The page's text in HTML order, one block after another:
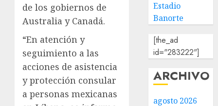
de los gobiernos de
Australia y Canadá.
“En atención y
seguimiento a las
acciones de asistencia
y protección consular
a personas mexicanas
Estadio
Banorte
[the_ad
id="283222"]
ARCHIVO
agosto 2026